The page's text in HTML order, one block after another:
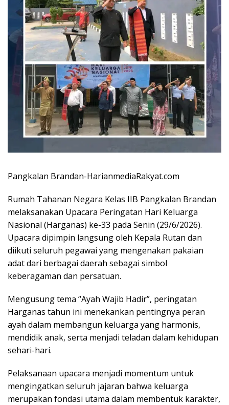
Pangkalan Brandan-HarianmediaRakyat.com
Rumah Tahanan Negara Kelas IIB Pangkalan Brandan
melaksanakan Upacara Peringatan Hari Keluarga
Nasional (Harganas) ke-33 pada Senin (29/6/2026).
Upacara dipimpin langsung oleh Kepala Rutan dan
diikuti seluruh pegawai yang mengenakan pakaian
adat dari berbagai daerah sebagai simbol
keberagaman dan persatuan.
Mengusung tema “Ayah Wajib Hadir”, peringatan
Harganas tahun ini menekankan pentingnya peran
ayah dalam membangun keluarga yang harmonis,
mendidik anak, serta menjadi teladan dalam kehidupan
sehari-hari.
Pelaksanaan upacara menjadi momentum untuk
mengingatkan seluruh jajaran bahwa keluarga
merupakan fondasi utama dalam membentuk karakter,